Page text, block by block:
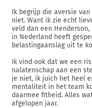
Ik begrijp die aversie
niet. Want ik zie echt
veld dan een
in Nederland heeft
belastingaanslag uit te
Ik vind ook dat we een
nalatenschap aan een
je niet, ik juich het heel
mentaliteit in het team
daarmee fitheid. Alles
afgelopen jaar.